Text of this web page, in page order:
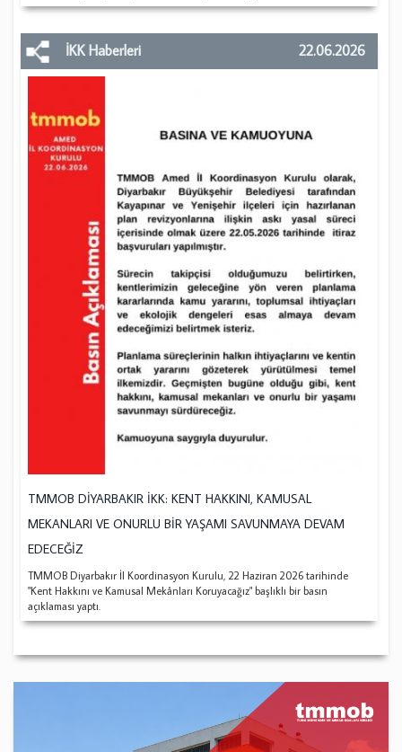
İKK Haberleri 22.06.2026
TMMOB DİYARBAKIR İKK: KENT HAKKINI, KAMUSAL
MEKANLARI VE ONURLU BİR YAŞAMI SAVUNMAYA DEVAM
EDECEĞİZ
TMMOB Diyarbakır İl Koordinasyon Kurulu, 22 Haziran 2026 tarihinde
"Kent Hakkını ve Kamusal Mekânları Koruyacağız" başlıklı bir basın
açıklaması yaptı.